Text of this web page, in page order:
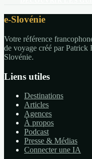
e-Slovénie
Votre référence
de voyage créé par Patrick
Slovénie.
Liens utiles
Destinations
Articles
Agences
À propos
Podcast
Presse & Médias
Connecter une IA